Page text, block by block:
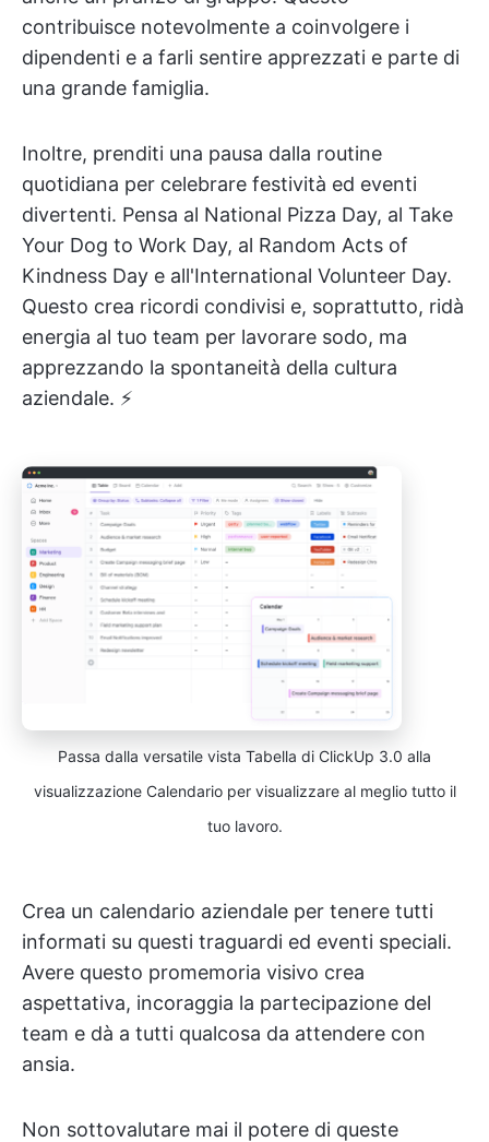
contribuisce notevolmente a coinvolgere i
dipendenti e a farli sentire apprezzati e parte di
una grande famiglia.
Inoltre, prenditi una pausa dalla routine
quotidiana per celebrare festività ed eventi
divertenti. Pensa al National Pizza Day, al Take
Your Dog to Work Day, al Random Acts of
Kindness Day e all'International Volunteer Day.
Questo crea ricordi condivisi e, soprattutto, ridà
energia al tuo team per lavorare sodo, ma
apprezzando la spontaneità della cultura
aziendale. ⚡️
Passa dalla versatile vista Tabella di ClickUp 3.0 alla
visualizzazione Calendario per visualizzare al meglio tutto il
tuo lavoro.
Crea un calendario aziendale per tenere tutti
informati su questi traguardi ed eventi speciali.
Avere questo promemoria visivo crea
aspettativa, incoraggia la partecipazione del
team e dà a tutti qualcosa da attendere con
ansia.
Non sottovalutare mai il potere di queste